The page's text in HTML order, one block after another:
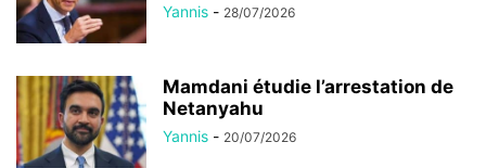
Yannis - 28/07/2026
Mamdani étudie l’arrestation de
Netanyahu
Yannis - 20/07/2026